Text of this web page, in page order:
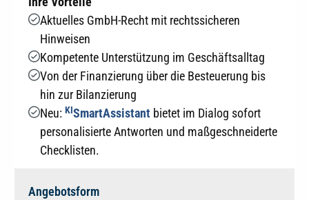
Aktuelles GmbH-Recht mit rechtssicheren
Hinweisen
Kompetente Unterstützung im Geschäftsalltag
Von der Finanzierung über die Besteuerung bis
hin zur Bilanzierung
Neu: KISmartAssistantbietet im Dialog sofort
personalisierte Antworten und maßgeschneiderte
Checklisten.
Angebotsform